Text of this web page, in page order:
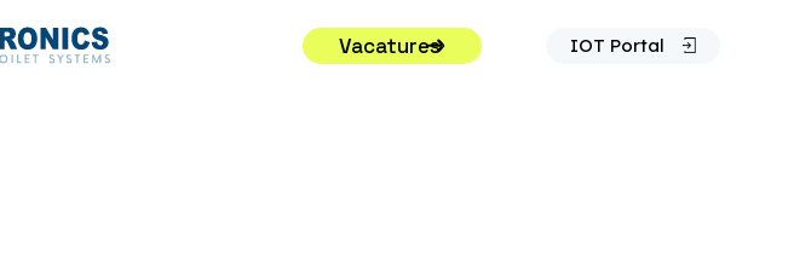
Vacatures IOT Portal